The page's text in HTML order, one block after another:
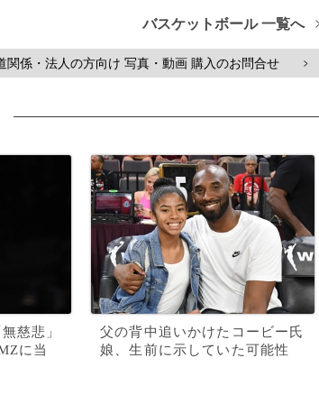
バスケットボール 一覧へ
関係・法人の方向け 写真・動画 購入のお問合せ >
慈悲」
に当
父の背中追いかけたコービー氏
娘、生前に示していた可能性